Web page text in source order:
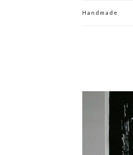
Handmade